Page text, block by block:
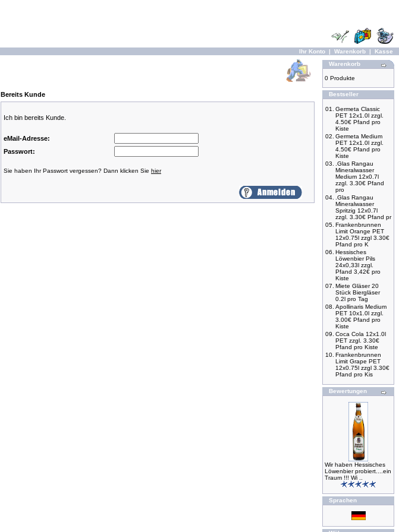
Ihr Konto | Warenkorb | Kasse
Bereits Kunde
Ich bin bereits Kunde.
eMail-Adresse:
Passwort:
Sie haben Ihr Passwort vergessen? Dann klicken Sie hier
Warenkorb
0 Produkte
Bestseller
01.
Germeta Classic
PET 12x1.0l zzgl.
4.50€ Pfand pro
Kiste
02. Germeta Medium
PET 12x1.0l zzgl.
4.50€ Pfand pro
Kiste
03.
.Glas Rangau
Mineralwasser
Medium 12x0.7l
zzgl. 3.30€ Pfand
pro
04.
.Glas Rangau
Mineralwasser
Spritzig 12x0.7l
zzgl. 3.30€ Pfand pr
05. Frankenbrunnen
Limit Orange PET
12x0.75l zzgl 3.30€
Pfand pro K
06. Hessisches
Löwenbier Pils
24x0,33l zzgl.
Pfand 3,42€ pro
Kiste
07. Miete Gläser 20
Stück Biergläser
0.2l pro Tag
08. Apollinaris Medium
PET 10x1.0l zzgl.
3.00€ Pfand pro
Kiste
09. Coca Cola 12x1.0l
PET zzgl. 3.30€
Pfand pro Kiste
10. Frankenbrunnen
Limit Grape PET
12x0.75l zzgl 3.30€
Pfand pro Kis
Bewertungen
Wir haben Hessisches
Löwenbier probiert....ein
Traum !!! Wi ..
Sprachen